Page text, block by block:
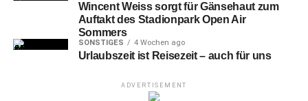
Wincent Weiss sorgt für Gänsehaut zum
Auftakt des Stadionpark Open Air
Sommers
SONSTIGES 4 Wochen ago
Urlaubszeit ist Reisezeit – auch für uns
ADVERTISEMENT